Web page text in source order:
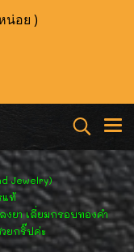
น่อย )
Jewelry)
แท้
ยา เลี่ยมกรอบทองคำ
ยกริ๊ปค่ะ